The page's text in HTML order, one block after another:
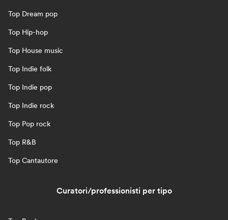
Top Dream pop
Top Hip-hop
Top House music
Top Indie folk
Top Indie pop
Top Indie rock
Top Pop rock
Top R&B
Top Cantautore
Curatori/professionisti per tipo